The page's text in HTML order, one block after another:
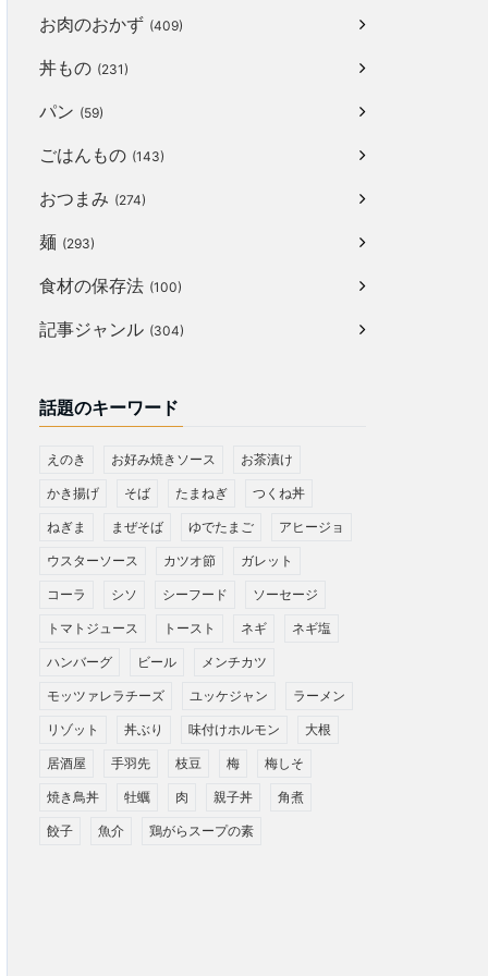
お肉のおかず (409)
丼もの (231)
パン (59)
ごはんもの (143)
おつまみ (274)
麺 (293)
食材の保存法 (100)
記事ジャンル (304)
話題のキーワード
えのき お好み焼きソース お茶漬け
かき揚げ そば たまねぎ つくね丼
ねぎま まぜそば ゆでたまご アヒージョ
ウスターソース カツオ節 ガレット
コーラ シソ シーフード ソーセージ
トマトジュース トースト ネギ ネギ塩
ハンバーグ ビール メンチカツ
モッツァレラチーズ ユッケジャン ラーメン
リゾット 丼ぶり 味付けホルモン 大根
居酒屋 手羽先 枝豆 梅 梅しそ
焼き鳥丼 牡蠣 肉 親子丼 角煮
餃子 魚介 鶏がらスープの素